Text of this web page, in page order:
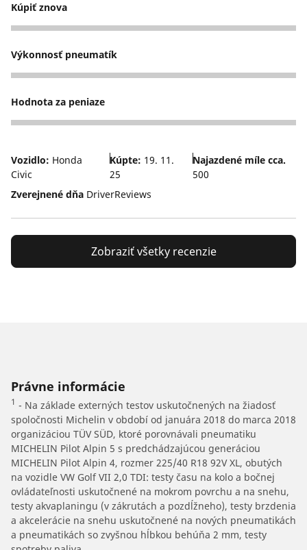
Kúpiť znova
5
Výkonnosť pneumatík
4
Hodnota za peniaze
3
Vozidlo: Honda
Civic
Kúpte: 19. 11.
25
Najazdené míle cca.
500
Zverejnené dňa DriverReviews
Zobraziť všetky recenzie
Právne informácie
1 - Na základe externých testov uskutočnených na žiadosť
spoločnosti Michelin v období od januára 2018 do marca 2018
organizáciou TÜV SÜD, ktoré porovnávali pneumatiku
MICHELIN Pilot Alpin 5 s predchádzajúcou generáciou
MICHELIN Pilot Alpin 4, rozmer 225/40 R18 92V XL, obutých
na vozidle VW Golf VII 2,0 TDI: testy času na kolo a bočnej
ovládateľnosti uskutočnené na mokrom povrchu a na snehu,
testy akvaplaningu (v zákrutách a pozdĺžneho), testy brzdenia
a akcelerácie na snehu uskutočnené na nových pneumatikách
a pneumatikách so zvyšnou hĺbkou behúňa 2 mm, testy